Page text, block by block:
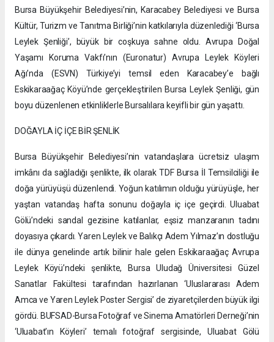
Bursa Büyükşehir Belediyesi’nin, Karacabey Belediyesi ve Bursa
Kültür, Turizm ve Tanıtma Birliği’nin katkılarıyla düzenlediği ‘Bursa
Leylek Şenliği’, büyük bir coşkuya sahne oldu. Avrupa Doğal
Yaşamı Koruma Vakfı’nın (Euronatur) Avrupa Leylek Köyleri
Ağı’nda (ESVN) Türkiye’yi temsil eden Karacabey’e bağlı
Eskikaraağaç Köyü’nde gerçekleştirilen Bursa Leylek Şenliği, gün
boyu düzenlenen etkinliklerle Bursalılara keyifli bir gün yaşattı.
DOĞAYLA İÇ İÇE BİR ŞENLİK
Bursa Büyükşehir Belediyesi’nin vatandaşlara ücretsiz ulaşım
imkânı da sağladığı şenlikte, ilk olarak TDF Bursa İl Temsilciliği ile
doğa yürüyüşü düzenlendi. Yoğun katılımın olduğu yürüyüşle, her
yaştan vatandaş hafta sonunu doğayla iç içe geçirdi. Uluabat
Gölü’ndeki sandal gezisine katılanlar, eşsiz manzaranın tadını
doyasıya çıkardı. Yaren Leylek ve Balıkçı Adem Yılmaz’ın dostluğu
ile dünya genelinde artık bilinir hale gelen Eskikaraağaç Avrupa
Leylek Köyü’ndeki şenlikte, Bursa Uludağ Üniversitesi Güzel
Sanatlar Fakültesi tarafından hazırlanan ‘Uluslararası Adem
Amca ve Yaren Leylek Poster Sergisi’ de ziyaretçilerden büyük ilgi
gördü. BUFSAD-Bursa Fotoğraf ve Sinema Amatörleri Derneği’nin
‘Uluabat’ın Köyleri’ temalı fotoğraf sergisinde, Uluabat Gölü